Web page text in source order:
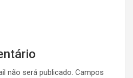
não será publicado. Campos